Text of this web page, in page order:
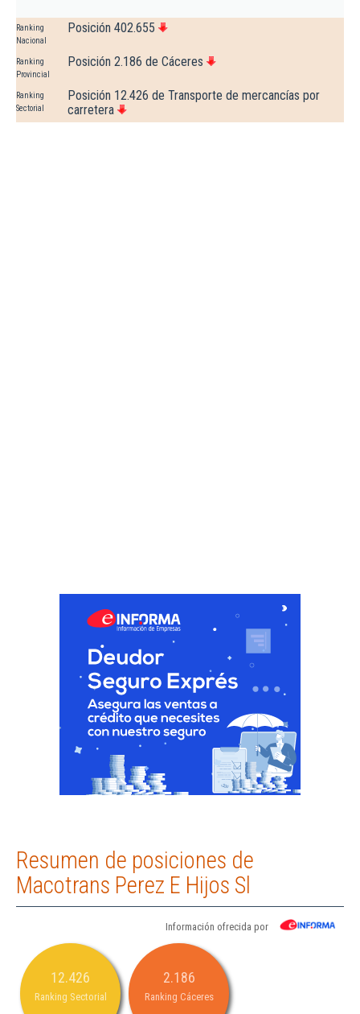
Ranking
Nacional
Posición 402.655
Ranking
Provincial
Posición 2.186 de Cáceres
Ranking
Sectorial
Posición 12.426 de Transporte de mercancías por
carretera
Resumen de posiciones de
Macotrans Perez E Hijos Sl
Información ofrecida por
12.426
Ranking Sectorial
2.186
Ranking Cáceres